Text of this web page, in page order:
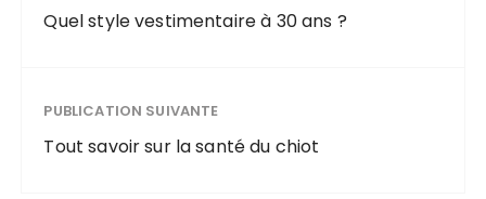
Quel style vestimentaire à 30 ans ?
PUBLICATION SUIVANTE
Tout savoir sur la santé du chiot